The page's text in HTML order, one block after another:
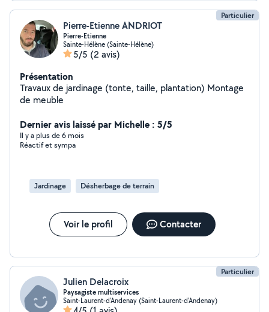
Particulier
Pierre-Etienne ANDRIOT
Pierre-Etienne
Sainte-Hélène (Sainte-Hélène)
5/5 (2 avis)
Présentation
Travaux de jardinage (tonte, taille, plantation) Montage
de meuble
Dernier avis laissé par Michelle : 5/5
Il y a plus de 6 mois
Réactif et sympa
Jardinage Désherbage de terrain
Voir le profil Contacter
Particulier
Julien Delacroix
Paysagiste multiservices
Saint-Laurent-d'Andenay (Saint-Laurent-d'Andenay)